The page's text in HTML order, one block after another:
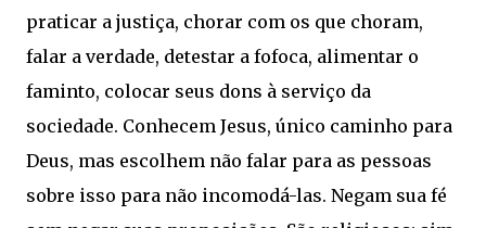
praticar a justiça, chorar com os que choram,
falar a verdade, detestar a fofoca, alimentar o
faminto, colocar seus dons à serviço da
sociedade. Conhecem Jesus, único caminho para
Deus, mas escolhem não falar para as pessoas
sobre isso para não incomodá-las. Negam sua fé